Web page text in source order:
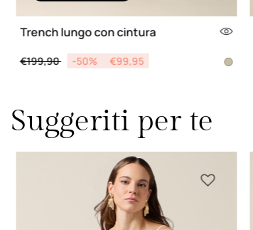
Trench lungo con cintura
Price reduced from
€199,90to -50% €99,95
Suggeriti per te